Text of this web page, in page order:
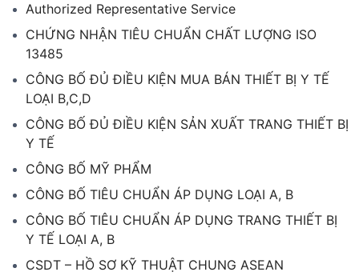
Authorized Representative Service
CHỨNG NHẬN TIÊU CHUẨN CHẤT LƯỢNG ISO
13485
CÔNG BỐ ĐỦ ĐIỀU KIỆN MUA BÁN THIẾT BỊ Y TẾ
LOẠI B,C,D
CÔNG BỐ ĐỦ ĐIỀU KIỆN SẢN XUẤT TRANG THIẾT BỊ
Y TẾ
CÔNG BỐ MỸ PHẨM
CÔNG BỐ TIÊU CHUẨN ÁP DỤNG LOẠI A, B
CÔNG BỐ TIÊU CHUẨN ÁP DỤNG TRANG THIẾT BỊ
Y TẾ LOẠI A, B
CSDT – HỒ SƠ KỸ THUẬT CHUNG ASEAN